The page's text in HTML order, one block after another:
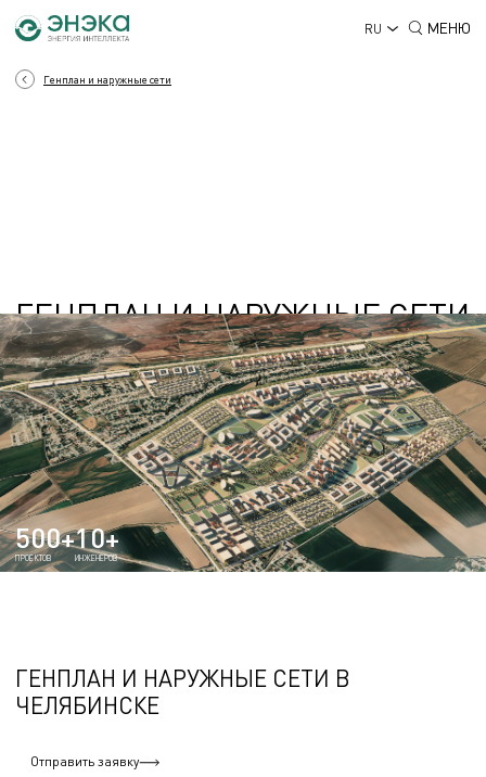
RU МЕНЮ
Генплан и наружные сети
ГЕНПЛАН И НАРУЖНЫЕ СЕТИ
500+
ПРОЕКТОВ
10+
ИНЖЕНЕРОВ
ГЕНПЛАН И НАРУЖНЫЕ СЕТИ В
ЧЕЛЯБИНСКЕ
Отправить заявку